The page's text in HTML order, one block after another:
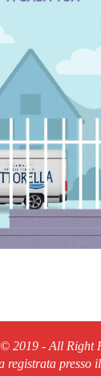
2019 - All Right
registrata presso